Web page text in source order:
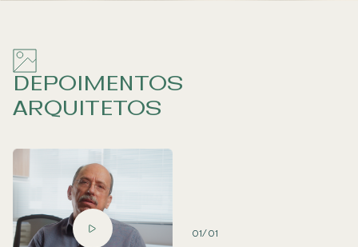
DEPOIMENTOS
ARQUITETOS
01/ 01